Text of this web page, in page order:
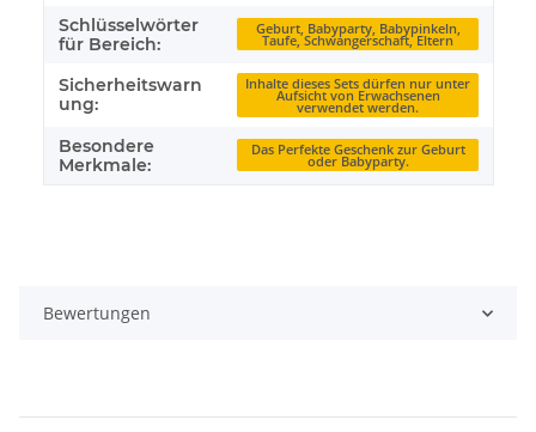
Schlüsselwörter
für Bereich:
Geburt, Babyparty, Babypinkeln,
Taufe, Schwangerschaft, Eltern
Sicherheitswarn
ung:
Inhalte dieses Sets dürfen nur unter
Aufsicht von Erwachsenen
verwendet werden.
Besondere
Merkmale:
Das Perfekte Geschenk zur Geburt
oder Babyparty.
Bewertungen